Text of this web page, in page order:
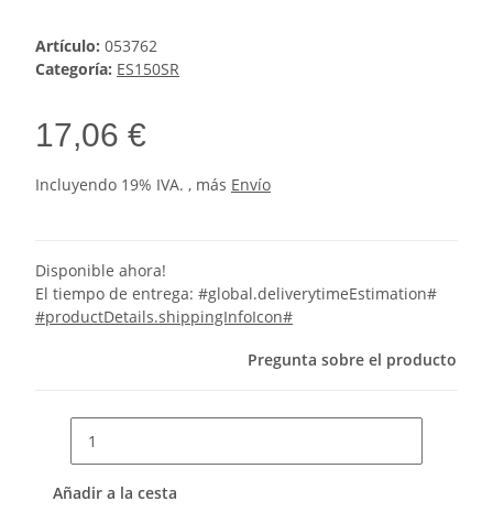
Artículo: 053762
Categoría: ES150SR
17,06 €
Incluyendo 19% IVA. , más Envío
Disponible ahora!
El tiempo de entrega: #global.deliverytimeEstimation#
#productDetails.shippingInfoIcon#
Pregunta sobre el producto
Añadir a la cesta